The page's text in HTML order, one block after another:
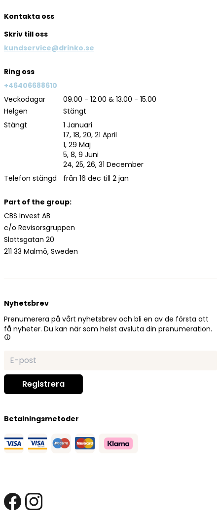
Kontakta oss
Skriv till oss
kundservice@drinko.se
Ring oss
+46406688610
Veckodagar
09.00 - 12.00 & 13.00 - 15.00
Helgen
Stängt
Stängt
Telefon stängd
1 Januari
17, 18, 20, 21 April
1, 29 Maj
5, 8, 9 Juni
24, 25, 26, 31 December
från 16 dec till 2 jan
Part of the group:
CBS Invest AB
c/o Revisorsgruppen
Slottsgatan 20
211 33 Malmö, Sweden
Nyhetsbrev
Prenumerera på vårt nyhetsbrev och bli en av de första att
få nyheter. Du kan när som helst avsluta din prenumeration.
Betalningsmetoder